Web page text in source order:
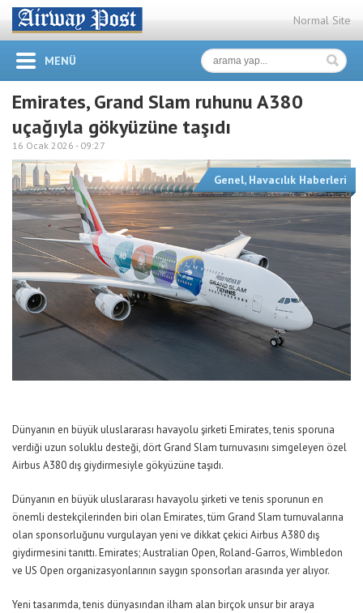
Normal Site
MENÜ
Emirates, Grand Slam ruhunu A380
uçağıyla gökyüzüne taşıdı
16 Ocak 2026 - 09:27
Genel, Havacılık Haberleri
Dünyanın en büyük uluslararası havayolu şirketi Emirates, tenis sporuna
verdiği uzun soluklu desteği, dört Grand Slam turnuvasını simgeleyen özel
Airbus A380 dış giydirmesiyle gökyüzüne taşıdı.
Dünyanın en büyük uluslararası havayolu şirketi ve tenis sporunun en
önemli destekçilerinden biri olan Emirates, tüm Grand Slam turnuvalarına
olan sponsorluğunu vurgulayan yeni ve dikkat çekici Airbus A380 dış
giydirmesini tanıttı. Emirates; Australian Open, Roland-Garros, Wimbledon
ve US Open organizasyonlarının saygın sponsorları arasında yer alıyor.
Yeni tasarımda, tenis dünyasından ilham alan birçok unsur bir araya